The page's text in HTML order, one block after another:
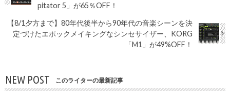
pitator 5」が65％OFF！
【8/1夕方まで】80年代後半から90年代の音楽シーンを決
定づけたエポックメイキングなシンセサイザー、KORG
「M1」が49%OFF！
NEW POST このライターの最新記事